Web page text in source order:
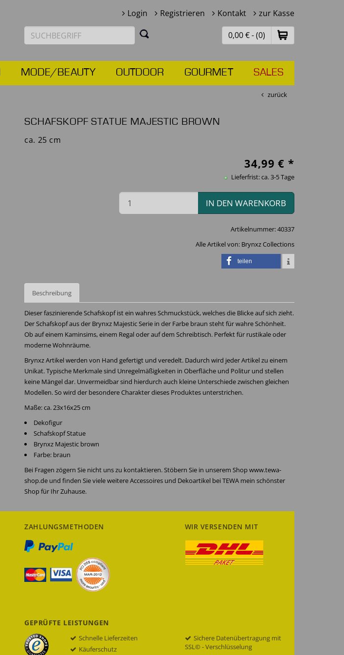
Login Registrieren Kontakt zur Kasse
0,00 € - (0)
MODE/BEAUTY OUTDOOR GOURMET SALES
zurück
SCHAFSKOPF STATUE MAJESTIC BROWN
ca. 25 cm
34,99 € *
Lieferfrist: ca. 3-5 Tage
IN DEN WARENKORB
Artikelnummer:40337
Alle Artikel von: Brynxz Collections
teilen
Beschreibung
Dieser faszinierende Schafskopf ist ein wahres Schmuckstück, welches die Blicke auf sich zieht.
Der Schafskopf aus der Brynxz Majestic Serie in der Farbe braun steht für wahre Schönheit.
Ob auf einem Kaminsims, einem Regal oder auf dem Schreibtisch. Perfekt für rustikale oder
moderne Wohnräume.
Brynxz Artikel werden von Hand gefertigt und veredelt. Dadurch wird jeder Artikel zu einem
Unikat. Typische Merkmale sind Unregelmäßigkeiten in Oberfläche und Politur und stellen
keine Mängel dar. Unvermeidbar sind hierdurch auch kleine Unterschiede zwischen gleichen
Modellen. So wird der besondere Charakter dieses Produktes unterstrichen.
Maße: ca. 23x16x25 cm
Dekofigur
Schafskopf Statue
Brynxz Majestic brown
Farbe: braun
Bei Fragen zögern Sie nicht uns zu kontaktieren. Stöbern Sie in unserem Shop www.tewa-
shop.de und finden Sie viele weitere Accessoires und Dekoartikel bei TEWA mein schönster
Shop für Ihr Zuhause.
ZAHLUNGSMETHODEN WIR VERSENDEN MIT
GEPRÜFTE LEISTUNGEN
Schnelle Lieferzeiten
Käuferschutz
Sichere Datenübertragung mit
SSL© - Verschlüsselung